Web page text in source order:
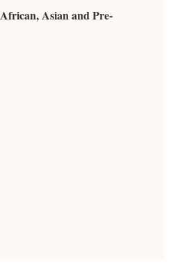
Asian and Pre-